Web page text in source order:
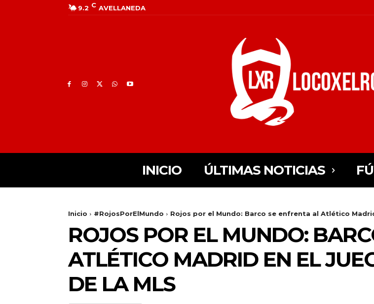
9.2 C AVELLANEDA
INICIO ÚLTIMAS NOTICIAS
Inicio #RojosPorElMundo Rojos por el Mundo: Barco se enfrenta al Atlético
ROJOS POR EL MUNDO:
ATLÉTICO MADRID EN EL
DE LA MLS